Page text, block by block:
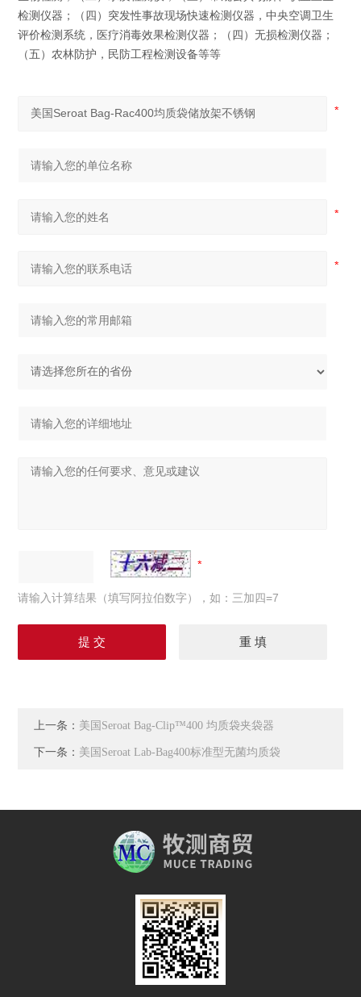
检测仪器；（四）突发性事故现场快速检测仪器，中央空调卫生
评价检测系统，医疗消毒效果检测仪器；（四）无损检测仪器；
（五）农林防护，民防工程检测设备等等
请输入计算结果（填写阿拉伯数字），如：三加四=7
上一条： 美国Seroat Bag-Clip™400 均质袋夹袋器
下一条： 美国Seroat Lab-Bag400标准型无菌均质袋